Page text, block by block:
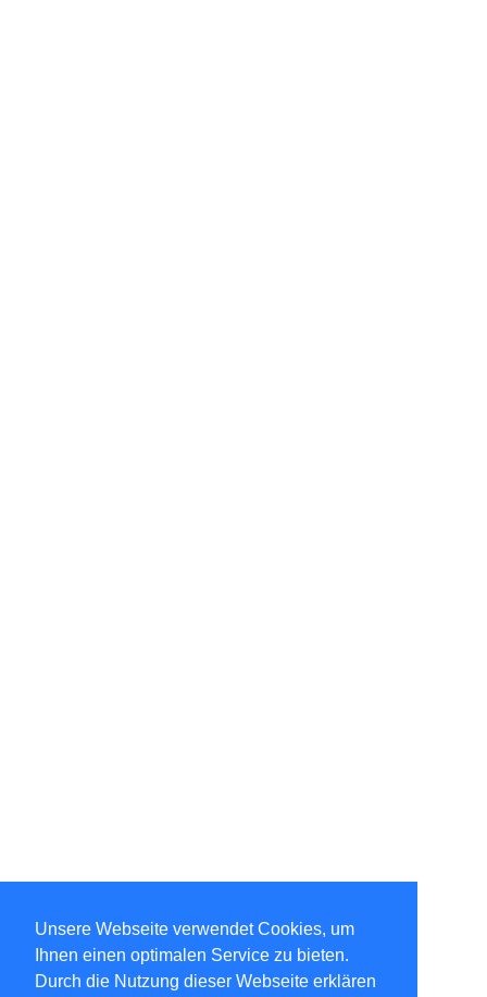
Unsere Webseite verwendet Cookies, um
Ihnen einen optimalen Service zu bieten.
Durch die Nutzung dieser Webseite erklären